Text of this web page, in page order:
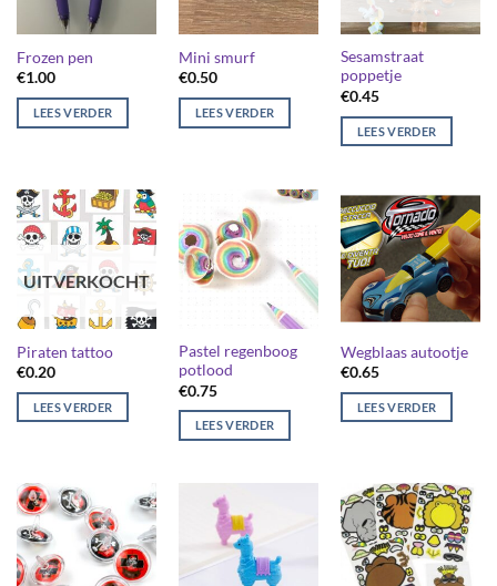
Frozen pen
€1.00
LEES VERDER
Mini smurf
€0.50
LEES VERDER
Sesamstraat
poppetje
€0.45
LEES VERDER
UITVERKOCHT
Piraten tattoo
€0.20
LEES VERDER
Pastel regenboog
potlood
€0.75
LEES VERDER
Wegblaas autootje
€0.65
LEES VERDER